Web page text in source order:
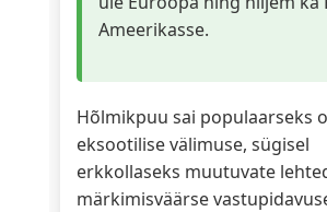
Ameerikasse.
Hõlmikpuu sai populaarseks
eksootilise välimuse, sügisel
erkkollaseks muutuvate
märkimisväärse